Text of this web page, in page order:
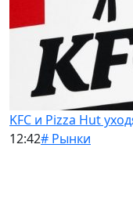
KFC и Pizza Hut
12:42# Рынки